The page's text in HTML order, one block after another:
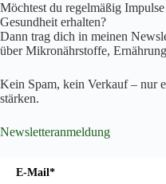
Möchtest du regelmäßig
Gesundheit erhalten?
Dann trag dich in meinen
über Mikronährstoffe,
Kein Spam, kein Verkauf – nur
stärken.
Newsletteranmeldung
E-Mail*